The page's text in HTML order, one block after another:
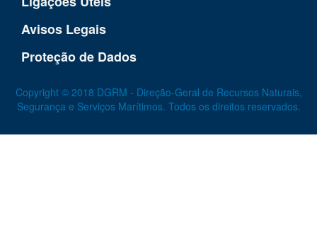
Avisos Legais
Proteção de Dados
Copyright © 2018 DGRM - Direção-Geral de Recursos Naturais,
Segurança e Serviços Marítimos. Todos os direitos reservados.